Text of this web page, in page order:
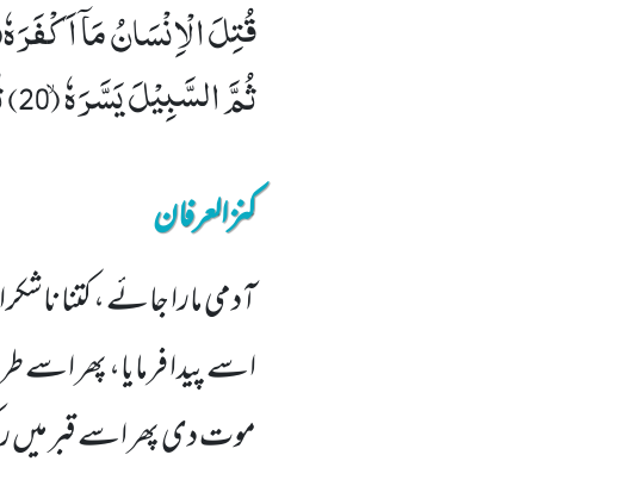
ثُمَّ السَّبِیْلَ یَسَّرَهٗۙ (20) ثُمَّ اَمَاتَهٗ فَاَقْبَرَهٗۙ (21) ثُمَّ اِذَا شَآءَ اَنْشَرَهٗﭤ(22)
کنزالعرفان
آدمی مارا جائے ، کتنا
اسے پیدا فرمایا، پھر
موت دی پھر اسے قبر میں